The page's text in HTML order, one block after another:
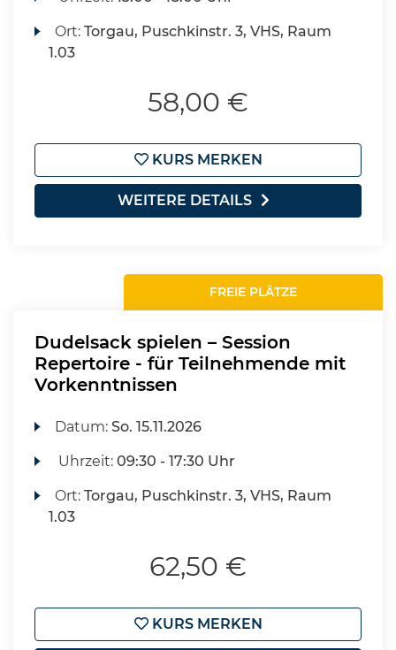
Ort:Torgau, Puschkinstr. 3, VHS, Raum
1.03
58,00 €
KURS MERKEN
WEITERE DETAILS
FREIE PLÄTZE
Dudelsack spielen – Session
Repertoire - für Teilnehmende mit
Vorkenntnissen
Datum:So. 15.11.2026
Uhrzeit:09:30 - 17:30 Uhr
Ort:Torgau, Puschkinstr. 3, VHS, Raum
1.03
62,50 €
KURS MERKEN